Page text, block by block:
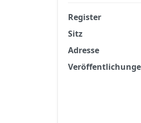
Register
Sitz
Adresse